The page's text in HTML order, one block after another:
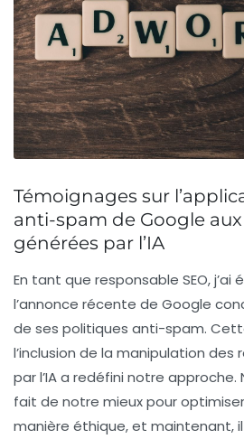
Témoignages sur
anti-spam de Google
générées par l’IA
En tant que responsable SEO, j’ai
l’annonce récente de Google
de ses politiques anti-spam.
l’inclusion de la manipulation des
par l’IAa redéfini notre approche.
fait de notre mieux pour
manière éthique, et maintenant,